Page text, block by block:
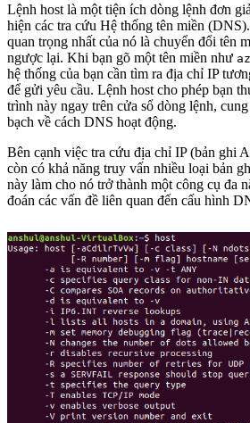
Lệnh host là một tiện ích dòng lệnh đơn
hiện các tra cứu Hệ thống tên miền
quan trọng nhất của nó là chuyển đổi tên
ngược lại. Khi bạn gõ một tên miền như
hệ thống của bạn cần tìm ra địa chỉ IP
để gửi yêu cầu. Lệnh host cho phép bạn
trình này ngay trên cửa sổ dòng lệnh,
bạch về cách DNS hoạt động.
Bên cạnh việc tra cứu địa chỉ IP (bản ghi
còn có khả năng truy vấn nhiều loại bản
này làm cho nó trở thành một công cụ đa
đoán các vấn đề liên quan đến cấu hình